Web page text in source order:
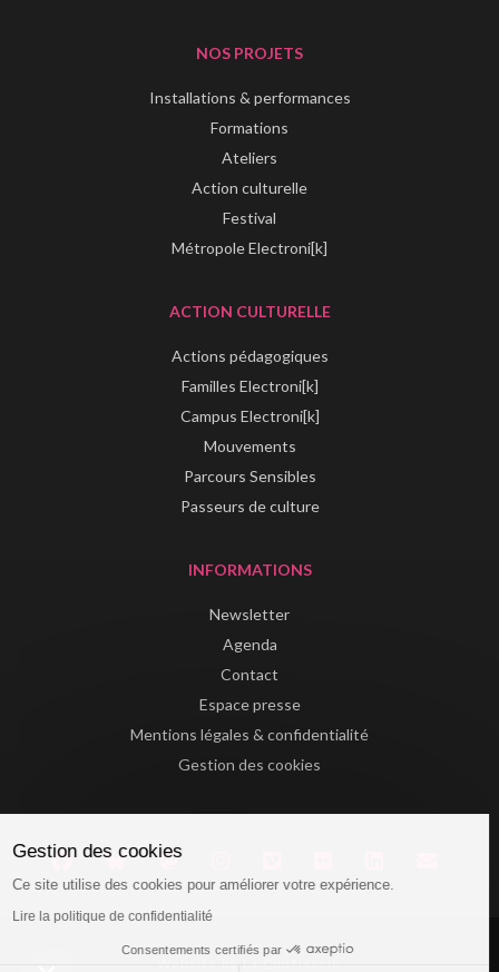
NOS PROJETS
Installations & performances
Formations
Ateliers
Action culturelle
Festival
Métropole Electroni[k]
ACTION CULTURELLE
Actions pédagogiques
Familles Electroni[k]
Campus Electroni[k]
Mouvements
Parcours Sensibles
Passeurs de culture
INFORMATIONS
Newsletter
Agenda
Contact
Espace presse
Mentions légales & confidentialité
Gestion des cookies
Website by La Confiserie
Gestion des cookies
Ce site utilise des cookies pour améliorer votre expérience.
Lire la politique de confidentialité
Consentements certifiés par